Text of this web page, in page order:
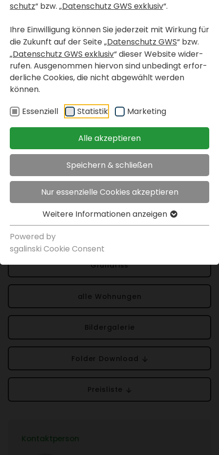
schutz“ bzw. „Daten­schutz GWS exklusiv“.
Ihre Einwil­li­gung können Sie jeder­zeit mit Wirkung für
die Zukunft auf der Seite „Daten­schutz GWS“ bzw.
„Daten­schutz GWS exklusiv“ dieser Website wider­
rufen. Ausge­nommen hiervon sind unbe­dingt erfor­
der­liche Cookies, die nicht abge­wählt werden
können.
Essen­ziell
Statistik Marke­ting
Alle akzeptieren
Speichern & schließen
Nur essenzielle Cookies akzeptieren
Weitere Infor­ma­tionen anzeigen
Powered by
sgal­inski Cookie Consent
GRAZ, LEND
Lasten­straße / Top 019 -
Büro 16 - Eigentum
Büro­räum­lich­keiten verfügbar ab sofort
< zurück
Immo­bi­lien > Büro- & Geschäfts­flä­chen > Graz, Lend, Lasten­straße
Kauf­preis
€ 172.005,49
Projek­t­in­for­ma­tionen
Grund­riss
alle Wohnungen
Bilder­ga­lerie
Folder Down­load
Preis­liste
Kontakt­person